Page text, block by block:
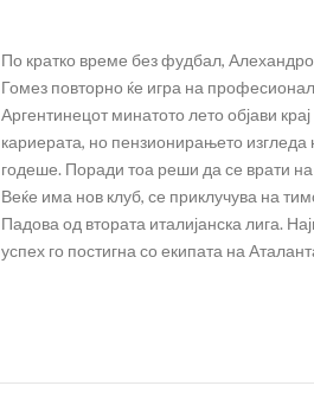
По кратко време без фудбал,
Гомез повторно ќе игра на
Аргентинецот минатото лето објави крај
кариерата, но пензионирањето изгледа
годеше. Поради тоа реши да се врати
Веќе има нов клуб, се приклучува на
Падова од втората италијанска лига.
успех го постигна со екипата на